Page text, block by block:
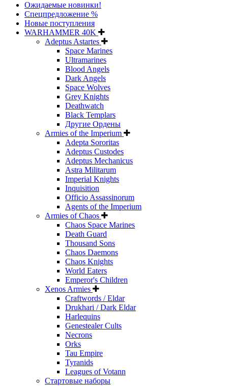
Ожидаемые новинки!
Спецпредложение %
Новые поступления
WARHAMMER 40K
Adeptus Astartes
Space Marines
Ultramarines
Blood Angels
Dark Angels
Space Wolves
Grey Knights
Deathwatch
Black Templars
Другие Ордены
Armies of the Imperium
Adepta Sororitas
Adeptus Custodes
Adeptus Mechanicus
Astra Militarum
Imperial Knights
Inquisition
Officio Assassinorum
Agents of the Imperium
Armies of Chaos
Chaos Space Marines
Death Guard
Thousand Sons
Chaos Daemons
Chaos Knights
World Eaters
Emperor's Children
Xenos Armies
Craftwords / Eldar
Drukhari / Dark Eldar
Harlequins
Genestealer Cults
Necrons
Orks
Tau Empire
Tyranids
Leagues of Votann
Стартовые наборы